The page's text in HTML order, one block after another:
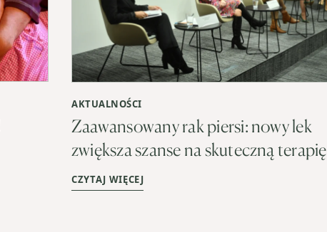
AKTUALNOŚCI
Zaawansowany rak piersi: nowy lek
zwiększa szanse na skuteczną terapię
CZYTAJ WIĘCEJ